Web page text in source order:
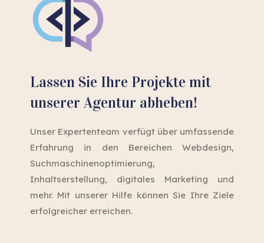
Lassen Sie Ihre Projekte mit
unserer Agentur abheben!
Unser Expertenteam verfügt über umfassende
Erfahrung in den Bereichen Webdesign,
Suchmaschinenoptimierung,
Inhaltserstellung, digitales Marketing und
mehr. Mit unserer Hilfe können Sie Ihre Ziele
erfolgreicher erreichen.